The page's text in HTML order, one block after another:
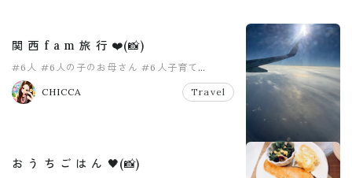
関 西 f a m 旅 行 ❤️(📸)
#6人 #6人の子のお母さん #6人子育て
#おかあさん
CHICCA
Travel
お う ち ご は ん 🖤(📸)